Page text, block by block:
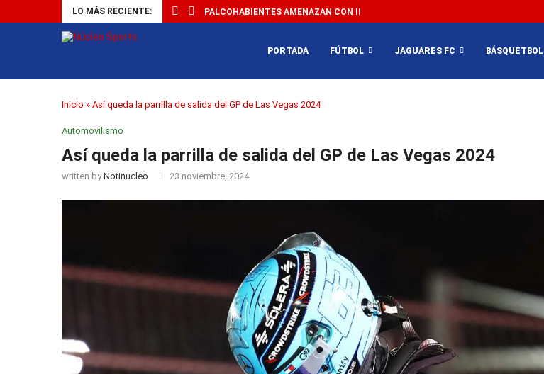
LO MÁS RECIENTE: PALCOHABIENTES AMENAZAN CON IMPEDIR EL MÉXICO VS SUDÁFRICA...
PORTADA FÚTBOL JAGUARES FC BÁSQUETBOL
Inicio » Así queda la parrilla de salida del GP de Las Vegas 2024
Automovilismo
Así queda la parrilla de salida del GP de Las Vegas 2024
written byNotinucleo 23 noviembre, 2024